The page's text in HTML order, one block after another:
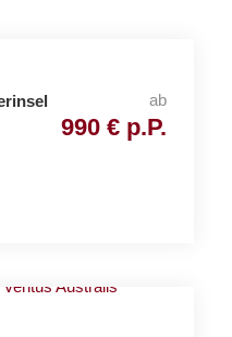
ab
990 € p.P.